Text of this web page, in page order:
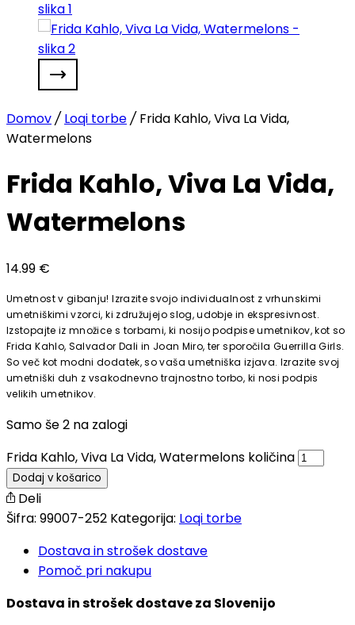
Domov/ Loqi torbe/ Frida Kahlo, Viva La Vida,
Watermelons
Frida Kahlo, Viva La Vida,
Watermelons
14.99 €
Umetnost v gibanju! Izrazite svojo individualnost z vrhunskimi
umetniškimi vzorci, ki združujejo slog, udobje in ekspresivnost.
Izstopajte iz množice s torbami, ki nosijo podpise umetnikov, kot so
Frida Kahlo, Salvador Dali in Joan Miro, ter sporočila Guerrilla Girls.
So več kot modni dodatek, so vaša umetniška izjava. Izrazite svoj
umetniški duh z vsakodnevno trajnostno torbo, ki nosi podpis
velikih umetnikov.
Samo še 2 na zalogi
Frida Kahlo, Viva La Vida, Watermelons količina
Dodaj v košarico
Deli
Šifra: 99007-252 Kategorija: Loqi torbe
Dostava in strošek dostave
Pomoč pri nakupu
Dostava in strošek dostave za Slovenijo